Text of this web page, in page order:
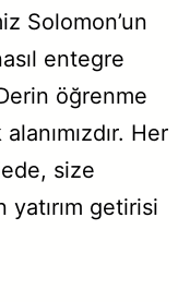
Solomon’un
entegre
öğrenme
Her
size
yatırım getirisi